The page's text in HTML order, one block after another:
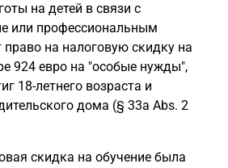
на детей в связи с
или профессиональным
на налоговую скидку на
924 евро на "особые нужды",
18-летнего возраста и
дома (§ 33a Abs. 2
скидка на обучение была